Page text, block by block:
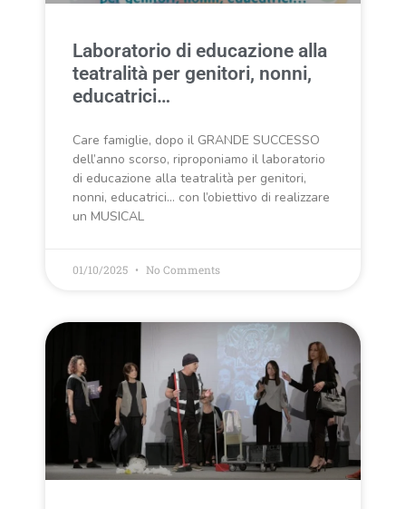
Laboratorio di educazione alla
teatralità per genitori, nonni,
educatrici…
Care famiglie, dopo il GRANDE SUCCESSO
dell’anno scorso, riproponiamo il laboratorio
di educazione alla teatralità per genitori,
nonni, educatrici… con l’obiettivo di realizzare
un MUSICAL
01/10/2025 No Comments